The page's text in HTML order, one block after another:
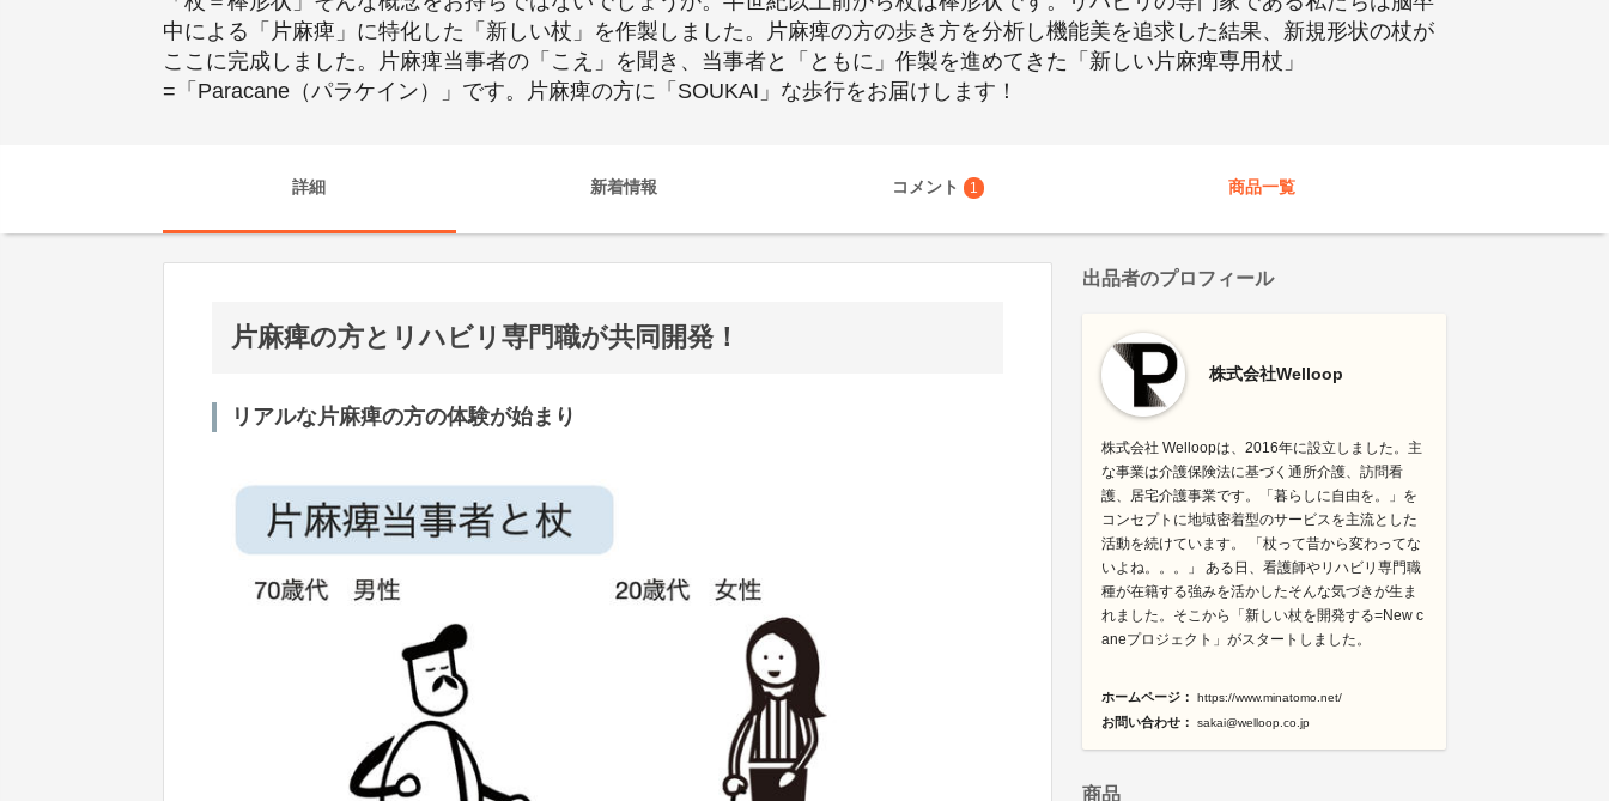
中による「片麻痺」に特化した「新しい杖」を作製しました。片麻痺の方の歩き方を分析し機能美を追求した結果、新規形状の杖が
ここに完成しました。片麻痺当事者の「こえ」を聞き、当事者と「ともに」作製を進めてきた「新しい片麻痺専用杖」
=「Paracane（パラケイン）」です。片麻痺の方に「SOUKAI」な歩行をお届けします！
詳細 新着情報 コメント 1 商品一覧
片麻痺の方とリハビリ専門職が共同開発！
リアルな片麻痺の方の体験が始まり
出品者のプロフィール
株式会社Welloop
株式会社 Welloopは、2016年に設立しました。主
な事業は介護保険法に基づく通所介護、訪問看
護、居宅介護事業です。「暮らしに自由を。」を
コンセプトに地域密着型のサービスを主流とした
活動を続けています。 「杖って昔から変わってな
いよね。。。」 ある日、看護師やリハビリ専門職
種が在籍する強みを活かしたそんな気づきが生ま
れました。そこから「新しい杖を開発する=New c
aneプロジェクト」がスタートしました。
ホームページ： https://www.minatomo.net/
お問い合わせ： sakai@welloop.co.jp
商品